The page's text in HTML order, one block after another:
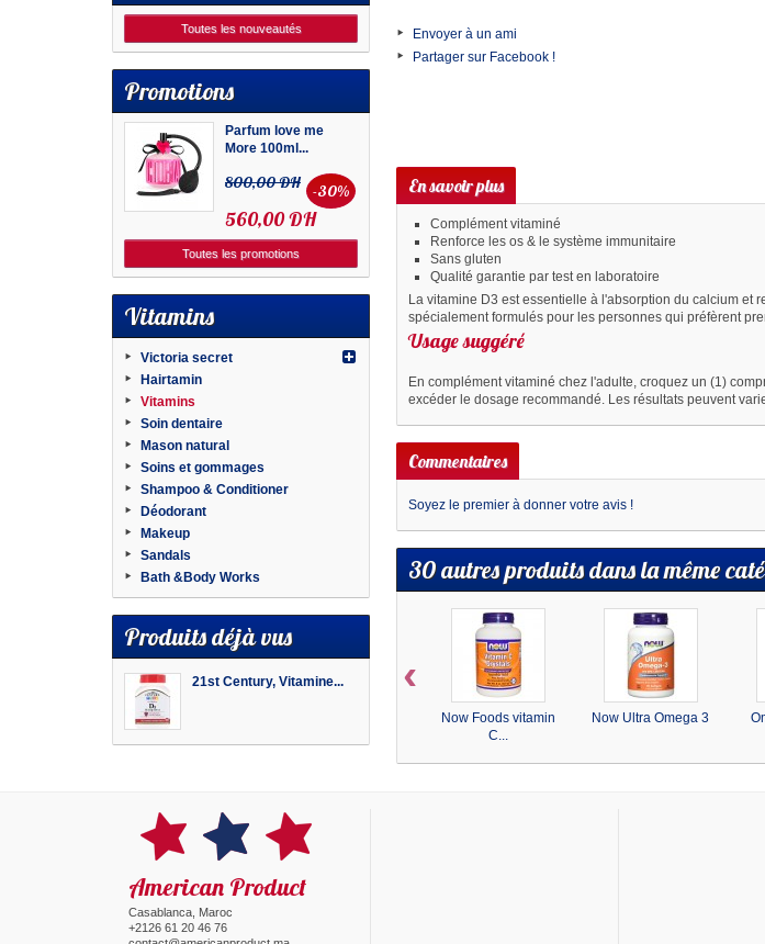
Toutes les nouveautés
Promotions
Parfum love me
More 100ml...
800,00 DH -30%
560,00 DH
Toutes les promotions
Vitamins
Victoria secret
Hairtamin
Vitamins
Soin dentaire
Mason natural
Soins et gommages
Shampoo & Conditioner
Déodorant
Makeup
Sandals
Bath &Body Works
Produits déjà vus
21st Century, Vitamine...
Envoyer à un ami
Partager sur Facebook !
En savoir plus
Complément vitaminé
Renforce les os & le système immunitaire
Sans gluten
Qualité garantie par test en laboratoire
La vitamine D3 est essentielle à l'absorption du calcium et
spécialement formulés pour les personnes qui préfèrent
Usage suggéré
En complément vitaminé chez l'adulte, croquez un (1)
excéder le dosage recommandé. Les résultats peuvent
Commentaires
Soyez le premier à donner votre avis !
30 autres produits dans la même
Now Foods vitamin
C...
Now Ultra Omega 3
‹
American Product
Casablanca, Maroc
+2126 61 20 46 76